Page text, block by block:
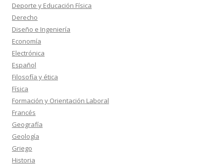
Deporte y Educación Física
Derecho
Diseño e Ingeniería
Economía
Electrónica
Español
Filosofía y ética
Física
Formación y Orientación Laboral
Francés
Geografía
Geología
Griego
Historia